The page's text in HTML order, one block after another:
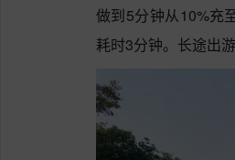
做到5分钟从10%充
耗时3分钟。长途出